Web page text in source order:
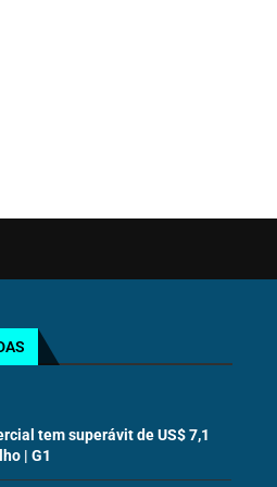
tem superávit de US$ 7,1
| G1